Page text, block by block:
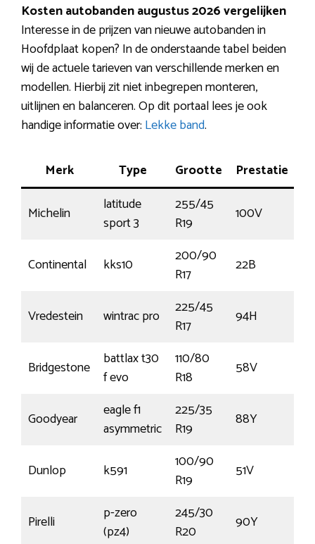
Kosten autobanden augustus 2026 vergelijken
Interesse in de prijzen van nieuwe autobanden in
Hoofdplaat kopen? In de onderstaande tabel beiden
wij de actuele tarieven van verschillende merken en
modellen. Hierbij zit niet inbegrepen monteren,
uitlijnen en balanceren. Op dit portaal lees je ook
handige informatie over: Lekke band.
Merk Type Grootte Prestatie
Michelin
latitude
sport 3
255/45
R19
100V
Continental kks10
200/90
R17
22B
Vredestein wintrac pro
225/45
R17
94H
Bridgestone
battlax t30
f evo
110/80
R18
58V
Goodyear
eagle f1
asymmetric
225/35
R19
88Y
Dunlop k591
100/90
R19
51V
Pirelli
p-zero
(pz4)
245/30
R20
90Y